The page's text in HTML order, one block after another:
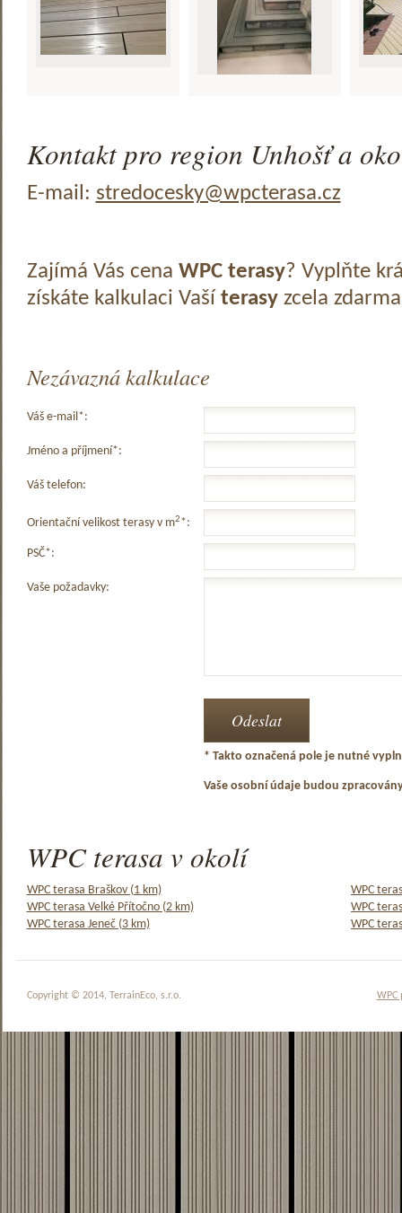
Kontakt pro region Unhošť a
E-mail: stredocesky@wpcterasa.cz
Zajímá Vás cena WPC terasy? Vyplňte
získáte kalkulaci Vaší terasyzcela
Nezávazná kalkulace
Váš e-mail*:
Jméno a příjmení*:
Váš telefon:
Orientační velikost terasy v m2*:
PSČ*:
Vaše požadavky:
* Takto označená pole je nutné
Vaše osobní údaje budou
WPC terasa v okolí
WPC terasa Braškov (1 km)
WPC
WPC terasa Velké Přítočno (2 km)
WPC
WPC terasa Jeneč (3 km)
WPC
WPC
Copyright © 2014, TerrainEco, s.r.o.